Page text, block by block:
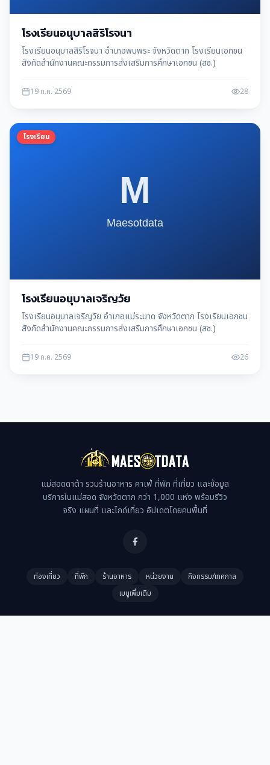
โรงเรียนอนุบาลสิริโรจนา
โรงเรียนอนุบาลสิริโรจนา อำเภอพบพระ จังหวัดตาก โรงเรียนเอกชน
สังกัดสำนักงานคณะกรรมการส่งเสริมการศึกษาเอกชน (สช.)
19 ก.ค. 2569 28
โรงเรียน
โรงเรียนอนุบาลเจริญวัย
โรงเรียนอนุบาลเจริญวัย อำเภอแม่ระมาด จังหวัดตาก โรงเรียนเอกชน
สังกัดสำนักงานคณะกรรมการส่งเสริมการศึกษาเอกชน (สช.)
19 ก.ค. 2569 26
แม่สอดดาต้า รวมร้านอาหาร คาเฟ่ ที่พัก ที่เที่ยว และข้อมูล
บริการในแม่สอด จังหวัดตาก กว่า 1,000 แห่ง พร้อมรีวิว
จริง แผนที่ และไกด์เที่ยว อัปเดตโดยคนพื้นที่
ท่องเที่ยว ที่พัก ร้านอาหาร หน่วยงาน
กิจกรรม/เทศกาล
เมนูเพิ่มเติม